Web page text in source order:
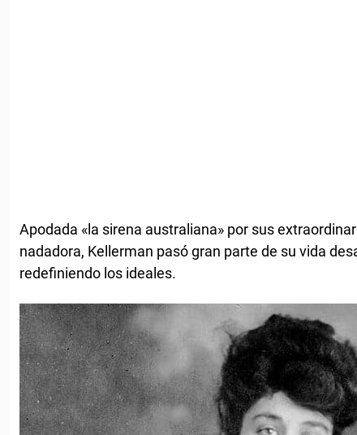
Apodada «la sirena australiana» por sus
nadadora, Kellerman pasó gran parte de su vida
redefiniendo los ideales.